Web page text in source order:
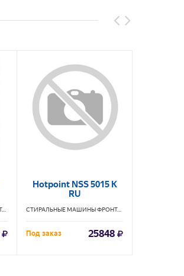
СТИРАЛЬНЫЕ МАШИНЫ ФРОНТАЛЬНЫЕ LERAN
Hotpoint NSS 5015 K
RU
СТИРАЛЬНЫЕ МАШИНЫ ФРОНТАЛЬНЫЕ
Под заказ 25848